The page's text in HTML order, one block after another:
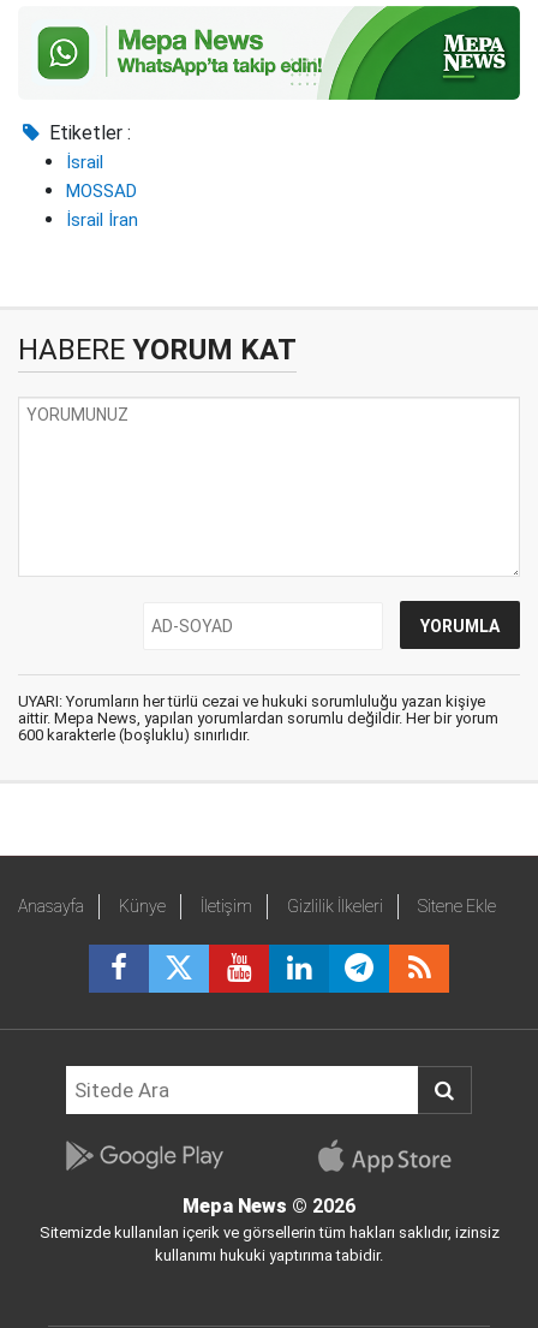
Etiketler :
İsrail
MOSSAD
İsrail İran
HABERE YORUM KAT
UYARI: Yorumların her türlü cezai ve hukuki sorumluluğu yazan kişiye
aittir. Mepa News, yapılan yorumlardan sorumlu değildir. Her bir yorum
600 karakterle (boşluklu) sınırlıdır.
Anasayfa Künye İletişim Gizlilik İlkeleri Sitene Ekle
Mepa News © 2026
Sitemizde kullanılan içerik ve görsellerin tüm hakları saklıdır, izinsiz
kullanımı hukuki yaptırıma tabidir.